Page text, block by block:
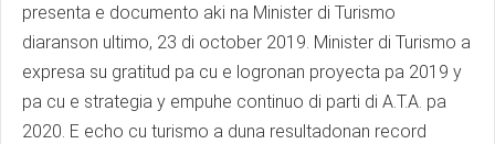
presenta e documento aki na Minister di Turismo
diaranson ultimo, 23 di october 2019. Minister di Turismo a
expresa su gratitud pa cu e logronan proyecta pa 2019 y
pa cu e strategia y empuhe continuo di parti di A.T.A. pa
2020. E echo cu turismo a duna resultadonan record